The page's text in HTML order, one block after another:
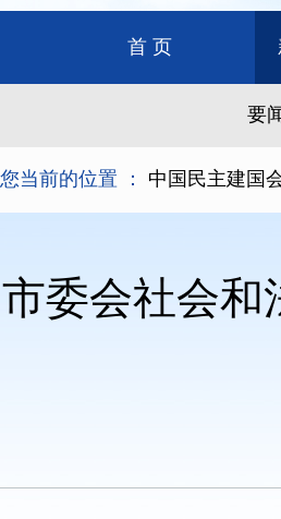
首 页
要
您当前的位置 ： 中国民主建国
市委会社会和